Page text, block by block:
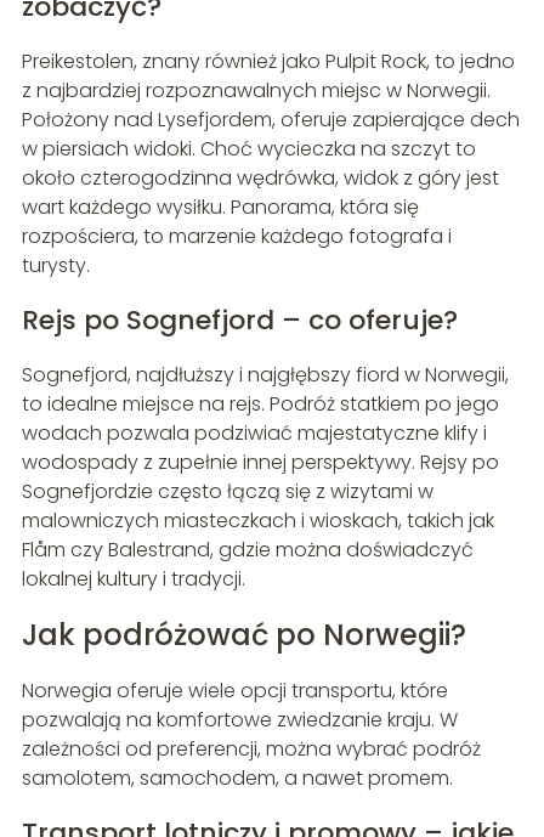
Preikestolen, znany również jako Pulpit Rock, to jedno
z najbardziej rozpoznawalnych miejsc w Norwegii.
Położony nad Lysefjordem, oferuje zapierające dech
w piersiach widoki. Choć wycieczka na szczyt to
około czterogodzinna wędrówka, widok z góry jest
wart każdego wysiłku. Panorama, która się
rozpościera, to marzenie każdego fotografa i
turysty.
Rejs po Sognefjord – co oferuje?
Sognefjord, najdłuższy i najgłębszy fiord w Norwegii,
to idealne miejsce na rejs. Podróż statkiem po jego
wodach pozwala podziwiać majestatyczne klify i
wodospady z zupełnie innej perspektywy. Rejsy po
Sognefjordzie często łączą się z wizytami w
malowniczych miasteczkach i wioskach, takich jak
Flåm czy Balestrand, gdzie można doświadczyć
lokalnej kultury i tradycji.
Jak podróżować po Norwegii?
Norwegia oferuje wiele opcji transportu, które
pozwalają na komfortowe zwiedzanie kraju. W
zależności od preferencji, można wybrać podróż
samolotem, samochodem, a nawet promem.